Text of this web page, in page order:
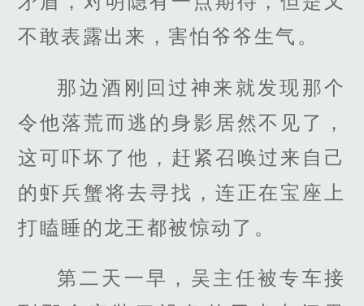
不敢表露出来，害怕爷爷生气。
那边酒刚回过神来就发现那个
令他落荒而逃的身影居然不见了，
这可吓坏了他，赶紧召唤过来自己
的虾兵蟹将去寻找，连正在宝座上
打瞌睡的龙王都被惊动了。
第二天一早，吴主任被专车接